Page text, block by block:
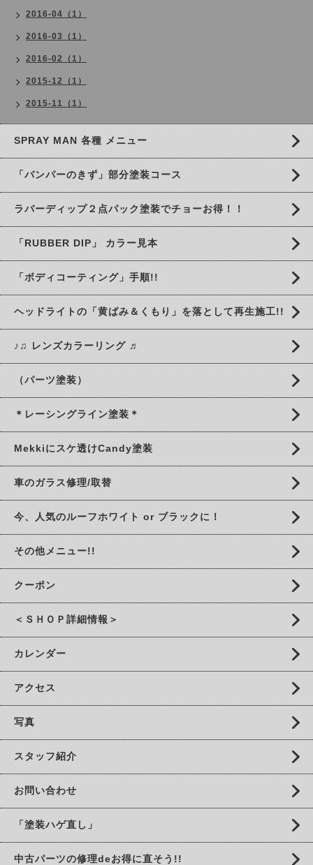
2016-04（1）
2016-03（1）
2016-02（1）
2015-12（1）
2015-11（1）
SPRAY MAN 各種 メニュー
「バンパーのきず」部分塗装コース
ラバーディップ２点パック塗装でチョーお得！！
「RUBBER DIP」 カラー見本
「ボディコーティング」手順!!
ヘッドライトの「黄ばみ＆くもり」を落として再生施工!!
♪♫ レンズカラーリング ♬
（パーツ塗装）
＊レーシングライン塗装＊
Mekkiにスケ透けCandy塗装
車のガラス修理/取替
今、人気のルーフホワイト or ブラックに！
その他メニュー!!
クーポン
＜ＳＨＯＰ詳細情報＞
カレンダー
アクセス
写真
スタッフ紹介
お問い合わせ
「塗装ハゲ直し」
中古パーツの修理deお得に直そう!!